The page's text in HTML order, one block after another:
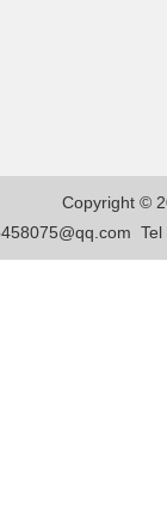
Copyright ©
Tel